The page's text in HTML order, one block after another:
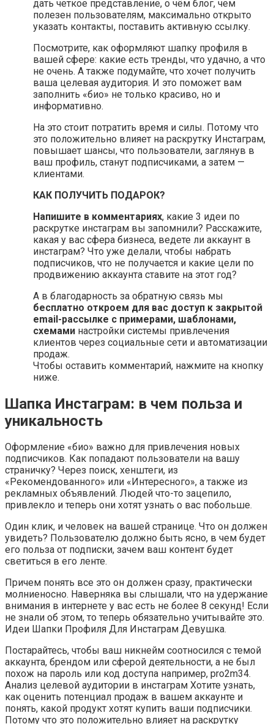
дать четкое представление, о чём блог, чем
полезен пользователям, максимально открыто
указать контакты, поставить активную ссылку.
Посмотрите, как оформляют шапку профиля в
вашей сфере: какие есть тренды, что удачно, а что
не очень. А также подумайте, что хочет получить
ваша целевая аудитория. И это поможет вам
заполнить «био» не только красиво, но и
информативно.
На это стоит потратить время и силы. Потому что
это положительно влияет на раскрутку Инстаграм,
повышает шансы, что пользователи, заглянув в
ваш профиль, станут подписчиками, а затем —
клиентами.
КАК ПОЛУЧИТЬ ПОДАРОК?
Напишите в комментариях, какие 3 идеи по
раскрутке инстаграм вы запомнили? Расскажите,
какая у вас сфера бизнеса, ведете ли аккаунт в
инстаграм? Что уже делали, чтобы набрать
подписчиков, что не получается и какие цели по
продвижению аккаунта ставите на этот год?
А в благодарность за обратную связь мы
бесплатно откроем для вас доступ к закрытой
email-рассылке с примерами, шаблонами,
схемами настройки системы привлечения
клиентов через социальные сети и автоматизации
продаж.
Чтобы оставить комментарий, нажмите на кнопку
ниже.
Шапка Инстаграм: в чем польза и
уникальность
Оформление «био» важно для привлечения новых
подписчиков. Как попадают пользователи на вашу
страничку? Через поиск, хенштеги, из
«Рекомендованного» или «Интересного», а также из
рекламных объявлений. Людей что-то зацепило,
привлекло и теперь они хотят узнать о вас побольше.
Один клик, и человек на вашей странице. Что он должен
увидеть? Пользователю должно быть ясно, в чем будет
его польза от подписки, зачем ваш контент будет
светиться в его ленте.
Причем понять все это он должен сразу, практически
молниеносно. Наверняка вы слышали, что на удержание
внимания в интернете у вас есть не более 8 секунд! Если
не знали об этом, то теперь обязательно учитывайте это.
Идеи Шапки Профиля Для Инстаграм Девушка.
Постарайтесь, чтобы ваш никнейм соотносился с темой
аккаунта, брендом или сферой деятельности, а не был
похож на пароль или код доступа например, pro2m34.
Анализ целевой аудитории в инстаграм Хотите узнать,
как оценить потенциал продаж в вашем аккаунте и
понять, какой продукт хотят купить ваши подписчики.
Потому что это положительно влияет на раскрутку